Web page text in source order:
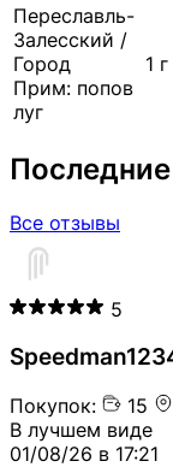
Переславль-
Залесский /
Город
Прим: попов
луг
1 г
Все отзывы
5
Покупок: 15
В лучшем виде
01/08/26 в 17:21